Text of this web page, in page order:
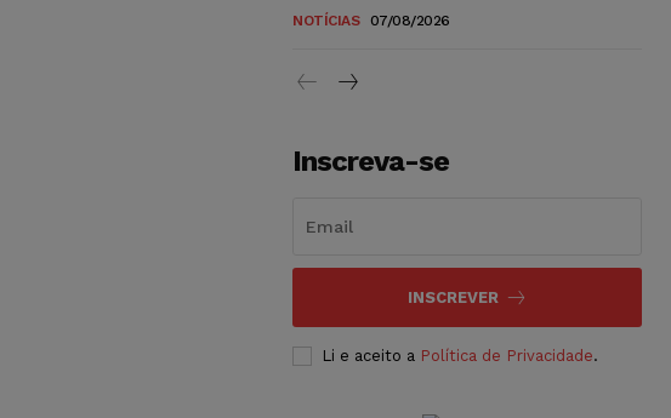
NOTÍCIAS 07/08/2026
Inscreva-se
INSCREVER
Li e aceito a Política de Privacidade.